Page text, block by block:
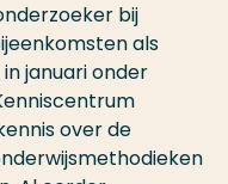
bij
als
januari onder
over de